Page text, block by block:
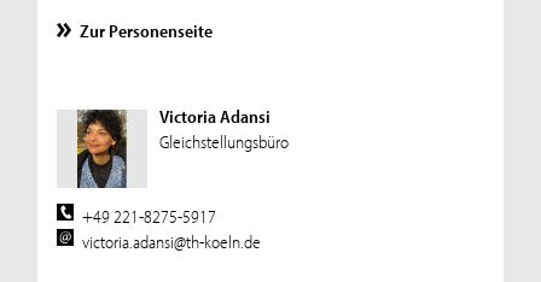
Zur Personenseite
Victoria Adansi
Gleichstellungsbüro
+49 221-8275-5917
victoria.adansi@th-koeln.de